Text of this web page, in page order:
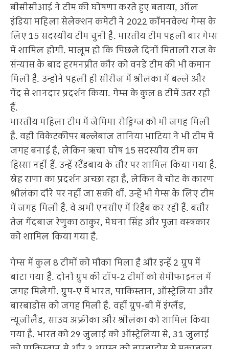
बीसीसीआई ने टीम की घोषणा करते हुए बताया, ऑल
इंडिया महिला सेलेक्शन कमेटी ने 2022 कॉमनवेल्थ गेम्स के
लिए 15 सदस्यीय टीम चुनी है. भारतीय टीम पहली बार गेम्स
में शामिल होगी. मालूम हो कि पिछले दिनों मिताली राज के
संन्यास के बाद हरमनप्रीत कौर को वनडे टीम की भी कमान
मिली है. उन्होंने पहली ही सीरीज में श्रीलंका में बल्ले और
गेंद से शानदार प्रदर्शन किया. गेम्स के कुल 8 टीमें उतर रही
हैं.
भारतीय महिला टीम में जेमिमा रोड्रिग्ज को भी जगह मिली
है. वहीं विकेटकीपर बल्लेबाज तानिया भाटिया ने भी टीम में
जगह बनाई है, लेकिन ऋचा घोष 15 सदस्यीय टीम का
हिस्सा नहीं हैं. उन्हें स्टैंडबाय के तौर पर शामिल किया गया है.
स्नेह राणा का प्रदर्शन अच्छा रहा है, लेकिन वे चोट के कारण
श्रीलंका दौरे पर नहीं जा सकी थीं. उन्हें भी गेम्स के लिए टीम
में जगह मिली है. वे अभी एनसीए में रिहैब कर रही हैं. बतौर
तेज गेंदबाज रेणुका ठाकुर, मेघना सिंह और पूजा वस्त्रकार
को शामिल किया गया है.
गेम्स में कुल 8 टीमों को मौका मिला है और इन्हें 2 ग्रुप में
बांटा गया है. दोनों ग्रुप की टॉप-2 टीमों को सेमीफाइनल में
जगह मिलेगी. ग्रुप-ए में भारत, पाकिस्तान, ऑस्ट्रेलिया और
बारबाडोस को जगह मिली है. वहीं ग्रुप-बी में इंग्लैंड,
न्यूजीलैंड, साउथ अफ्रीका और श्रीलंका को शामिल किया
गया है. भारत को 29 जुलाई को ऑस्ट्रेलिया से, 31 जुलाई